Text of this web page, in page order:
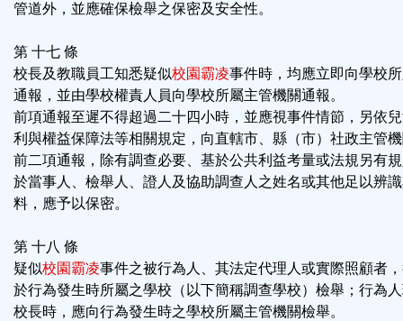
管道外，並應確保檢舉之保密及安全性。
第 十七 條
校長及教職員工知悉疑似校園霸凌事件時，均應立即向學校
通報，並由學校權責人員向學校所屬主管機關通報。
前項通報至遲不得超過二十四小時，並應視事件情節，另依
利與權益保障法等相關規定，向直轄市、縣（市）社政主管
前二項通報，除有調查必要、基於公共利益考量或法規另有
於當事人、檢舉人、證人及協助調查人之姓名或其他足以辨
料，應予以保密。
第 十八 條
疑似校園霸凌事件之被行為人、其法定代理人或實際照顧者
於行為發生時所屬之學校（以下簡稱調查學校）檢舉；行為
校長時，應向行為發生時之學校所屬主管機關檢舉。